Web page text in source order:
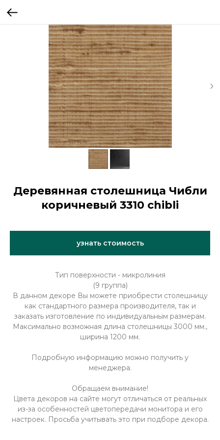
Деревянная столешница Чибли
коричневый 3310 chibli
узнать стоимость
Тип поверхности - микролиния
(9 группа)
В данном декоре Вы можете приобрести столешницу
как стандартного размера производителя, так и
заказать изготовление по индивидуальным размерам.
Максимально возможная длина столешницы 3000 мм.,
ширина 1200 мм.
Подробную информацию можно получить у
менеджера.
Обращаем внимание!
Цвета декоров на сайте могут отличаться от реальных
из-за особенностей цветопередачи монитора и его
настроек. Просьба учитывать это при подборе декора.